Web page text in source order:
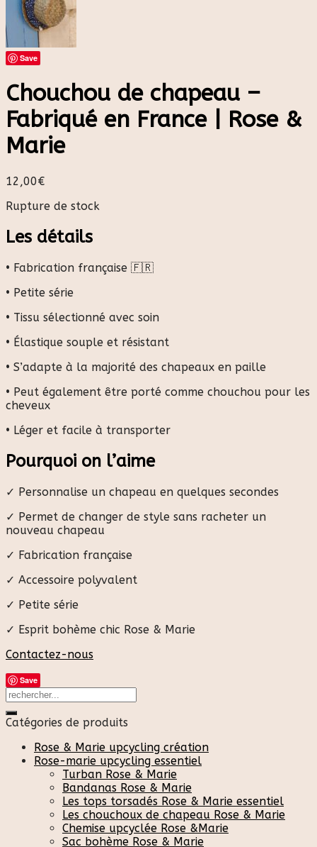
Save
Chouchou de chapeau –
Fabriqué en France | Rose &
Marie
12,00€
Rupture de stock
Les détails
• Fabrication française 🇫🇷
• Petite série
• Tissu sélectionné avec soin
• Élastique souple et résistant
• S’adapte à la majorité des chapeaux en paille
• Peut également être porté comme chouchou pour les
cheveux
• Léger et facile à transporter
Pourquoi on l’aime
✓ Personnalise un chapeau en quelques secondes
✓ Permet de changer de style sans racheter un
nouveau chapeau
✓ Fabrication française
✓ Accessoire polyvalent
✓ Petite série
✓ Esprit bohème chic Rose & Marie
Contactez-nous
Save
Catégories de produits
Rose & Marie upcycling création
Rose-marie upcycling essentiel
Turban Rose & Marie
Bandanas Rose & Marie
Les tops torsadés Rose & Marie essentiel
Les chouchoux de chapeau Rose & Marie
Chemise upcyclée Rose &Marie
Sac bohème Rose & Marie